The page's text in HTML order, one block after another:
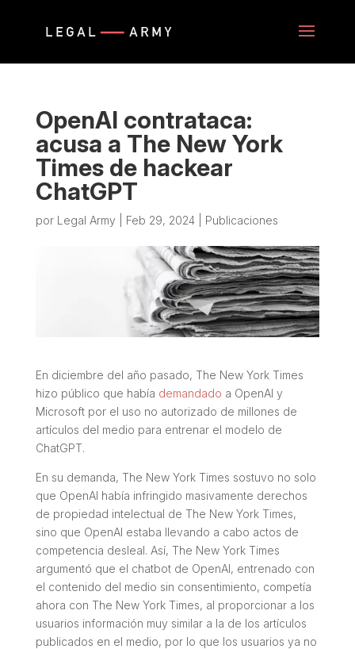
OpenAI contrataca:
acusa a The New York
Times de hackear
ChatGPT
por Legal Army Feb 29, 2024| Publicaciones
En diciembre del año pasado, The New York Times
hizo público que había demandado a OpenAI y
Microsoft por el uso no autorizado de millones de
artículos del medio para entrenar el modelo de
ChatGPT.
En su demanda, The New York Times sostuvo no solo
que OpenAI había infringido masivamente derechos
de propiedad intelectual de The New York Times,
sino que OpenAI estaba llevando a cabo actos de
competencia desleal. Así, The New York Times
argumentó que el chatbot de OpenAI, entrenado con
el contenido del medio sin consentimiento, competía
ahora con The New York Times, al proporcionar a los
usuarios información muy similar a la de los artículos
publicados en el medio, por lo que los usuarios ya no